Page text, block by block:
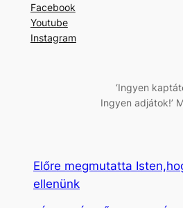
e
s
Facebook
Youtube
Instagram
‘Ingyen
Ingyen adjátok!’
Előre megmutatta
ellenünk